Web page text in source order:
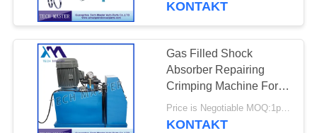
POLITIK
Audi-Luft-
Suspendierungs-
Teile
KONTAKT
Gas Filled Shock
Absorber Repairing
Crimping Machine For
Air Suspension
220V/380V
Price is Negotiable MOQ:1pc/pcs
KONTAKT